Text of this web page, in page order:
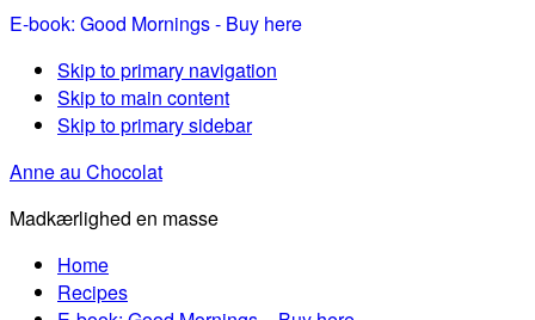
E-book: Good Mornings - Buy here
Skip to primary navigation
Skip to main content
Skip to primary sidebar
Anne au Chocolat
Madkærlighed en masse
Home
Recipes